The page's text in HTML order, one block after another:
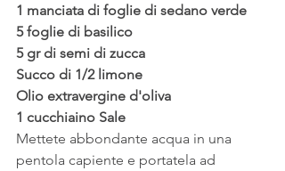
1 manciata di foglie di sedano verde
5 foglie di basilico
5 gr di semi di zucca
Succo di 1/2 limone
Olio extravergine d'oliva
1 cucchiaino Sale
Mettete abbondante acqua in una
pentola capiente e portatela ad